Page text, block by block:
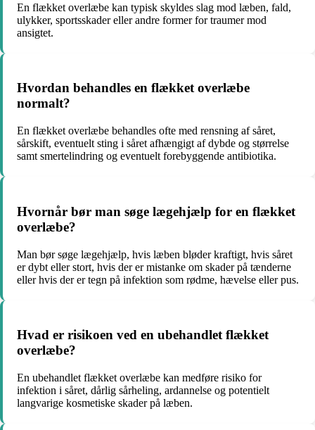
En flækket overlæbe kan typisk skyldes slag mod læben, fald,
ulykker, sportsskader eller andre former for traumer mod
ansigtet.
Hvordan behandles en flækket overlæbe
normalt?
En flækket overlæbe behandles ofte med rensning af såret,
sårskift, eventuelt sting i såret afhængigt af dybde og størrelse
samt smertelindring og eventuelt forebyggende antibiotika.
Hvornår bør man søge lægehjælp for en flækket
overlæbe?
Man bør søge lægehjælp, hvis læben bløder kraftigt, hvis såret
er dybt eller stort, hvis der er mistanke om skader på tænderne
eller hvis der er tegn på infektion som rødme, hævelse eller pus.
Hvad er risikoen ved en ubehandlet flækket
overlæbe?
En ubehandlet flækket overlæbe kan medføre risiko for
infektion i såret, dårlig sårheling, ardannelse og potentielt
langvarige kosmetiske skader på læben.